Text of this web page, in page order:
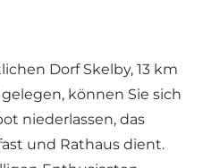
Dorf Skelby, 13 km
können Sie sich
niederlassen, das
und Rathaus dient.